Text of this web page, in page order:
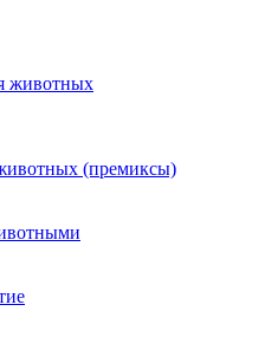
животных
(премиксы)